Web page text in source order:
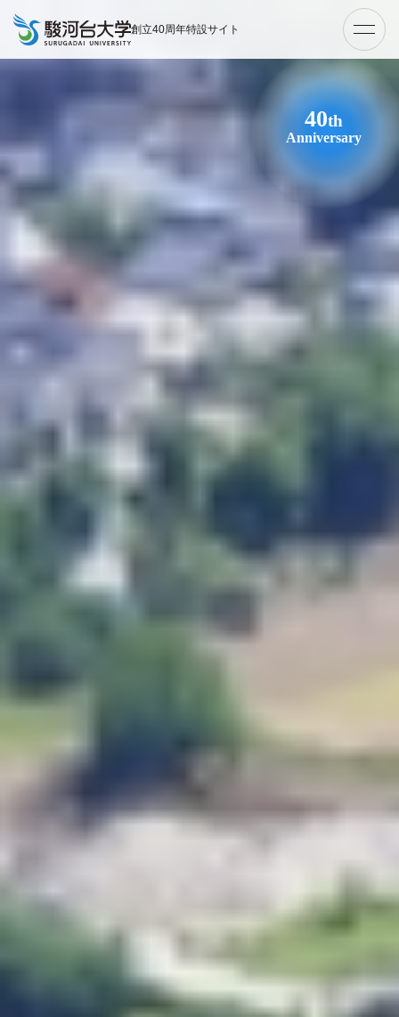
創立40周年特設サイト
40th
Anniversary